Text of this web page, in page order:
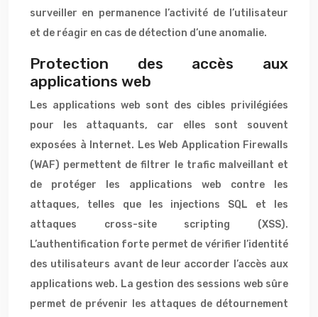
surveiller en permanence l’activité de l’utilisateur
et de réagir en cas de détection d’une anomalie.
Protection des accès aux
applications web
Les applications web sont des cibles privilégiées
pour les attaquants, car elles sont souvent
exposées à Internet. Les Web Application Firewalls
(WAF) permettent de filtrer le trafic malveillant et
de protéger les applications web contre les
attaques, telles que les injections SQL et les
attaques cross-site scripting (XSS).
L’authentification forte permet de vérifier l’identité
des utilisateurs avant de leur accorder l’accès aux
applications web. La gestion des sessions web sûre
permet de prévenir les attaques de détournement